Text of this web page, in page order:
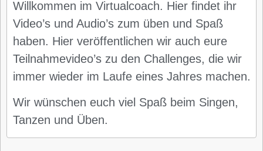
Willkommen im Virtualcoach. Hier findet ihr
Video’s und Audio’s zum üben und Spaß
haben. Hier veröffentlichen wir auch eure
Teilnahmevideo’s zu den Challenges, die wir
immer wieder im Laufe eines Jahres machen.
Wir wünschen euch viel Spaß beim Singen,
Tanzen und Üben.